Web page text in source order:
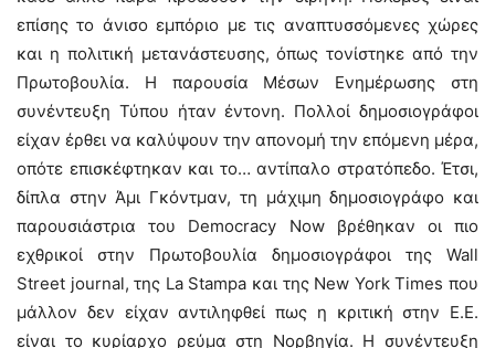
επίσης το άνισο εμπόριο με τις αναπτυσσόμενες χώρες
και η πολιτική μετανάστευσης, όπως τονίστηκε από την
Πρωτοβουλία. Η παρουσία Μέσων Ενημέρωσης στη
συνέντευξη Τύπου ήταν έντονη. Πολλοί δημοσιογράφοι
είχαν έρθει να καλύψουν την απονομή την επόμενη μέρα,
οπότε επισκέφτηκαν και το… αντίπαλο στρατόπεδο. Έτσι,
δίπλα στην Άμι Γκόντμαν, τη μάχιμη δημοσιογράφο και
παρουσιάστρια του Democracy Now βρέθηκαν οι πιο
εχθρικοί στην Πρωτοβουλία δημοσιογράφοι της Wall
Street journal, της La Stampa και της New York Times που
μάλλον δεν είχαν αντιληφθεί πως η κριτική στην Ε.Ε.
είναι το κυρίαρχο ρεύμα στη Νορβηγία. Η συνέντευξη